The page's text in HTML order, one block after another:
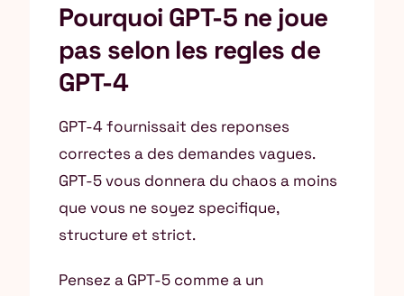
Pourquoi GPT-5 ne joue
pas selon les regles de
GPT-4
GPT-4 fournissait des reponses
correctes a des demandes vagues.
GPT-5 vous donnera du chaos a moins
que vous ne soyez specifique,
structure et strict.
Pensez a GPT-5 comme a un